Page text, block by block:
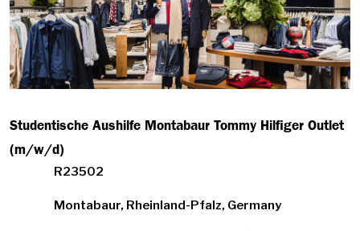
Studentische Aushilfe Montabaur Tommy Hilfiger Outlet
(m/w/d)
R23502
Montabaur, Rheinland-Pfalz, Germany